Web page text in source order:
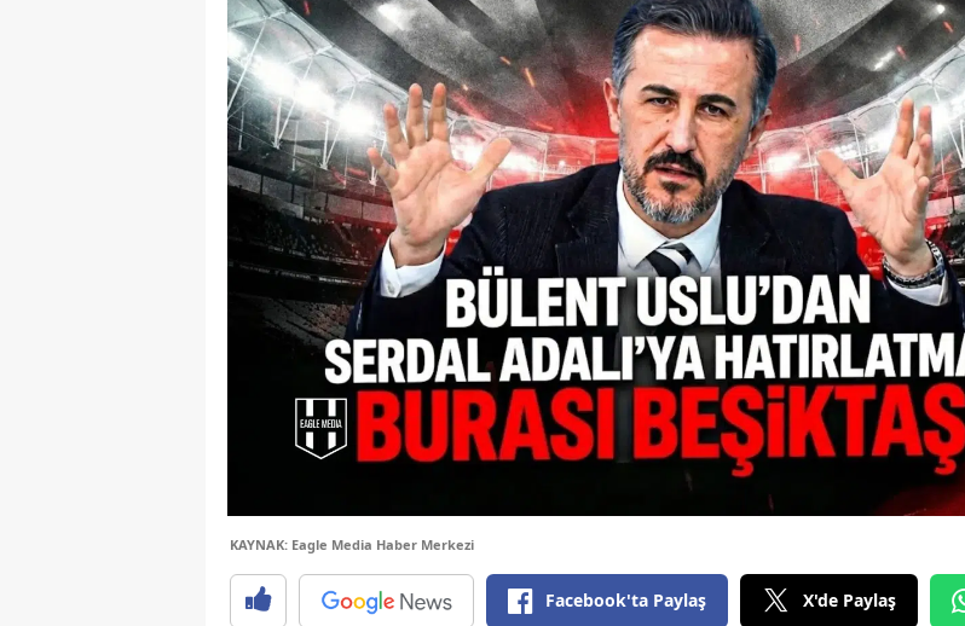
KAYNAK: Eagle Media Haber Merkezi
Facebook'ta Paylaş X'de Paylaş